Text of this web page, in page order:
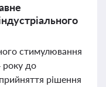
стимулювання
року до
рішення